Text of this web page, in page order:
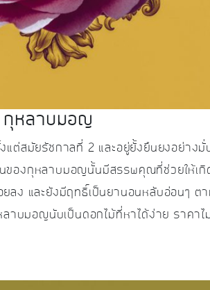
กุหลาบมอญ
ต่สมัยรัชกาลที่ 2 และอยู่ยั้งยืนยงอย่าง
นของกุหลาบมอญนั้นมีสรรพคุณที่ช่วยให้เ
ยลง และยังมีฤทธิ์เป็นยานอนหลับอ่อนๆ ต
บมอญนับเป็นดอกไม้ที่หาได้ง่าย ราคาไ